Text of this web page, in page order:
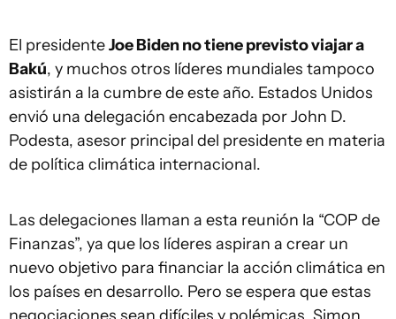
El presidenteJoe Biden no tiene previsto viajar a
Bakú, y muchos otros líderes mundiales tampoco
asistirán a la cumbre de este año. Estados Unidos
envió una delegación encabezada por John D.
Podesta, asesor principal del presidente en materia
de política climática internacional.
Las delegaciones llaman a esta reunión la “COP de
Finanzas”, ya que los líderes aspiran a crear un
nuevo objetivo para financiar la acción climática en
los países en desarrollo. Pero se espera que estas